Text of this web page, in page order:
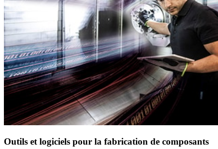
Outils et logiciels pour la fabrication de composants